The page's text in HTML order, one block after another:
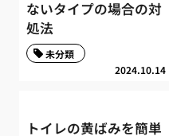
ないタイプの場合の対
処法
2024.10.14
未分類
トイレの黄ばみを簡単